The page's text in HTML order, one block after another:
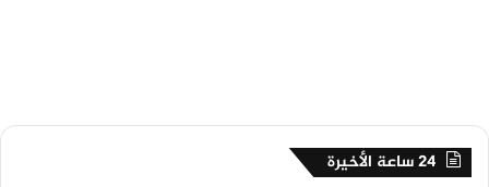
24 ساعة الأخيرة